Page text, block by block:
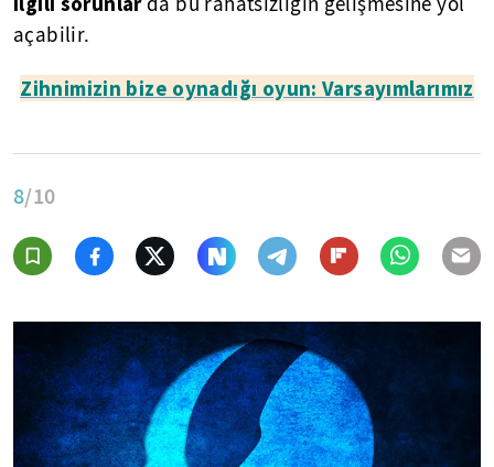
açabilir.
Zihnimizin bize oynadığı oyun: Varsayımlarımız
8/10